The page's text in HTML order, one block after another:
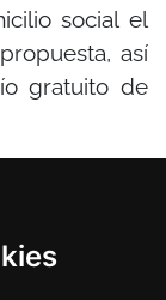
social el
así
gratuito de